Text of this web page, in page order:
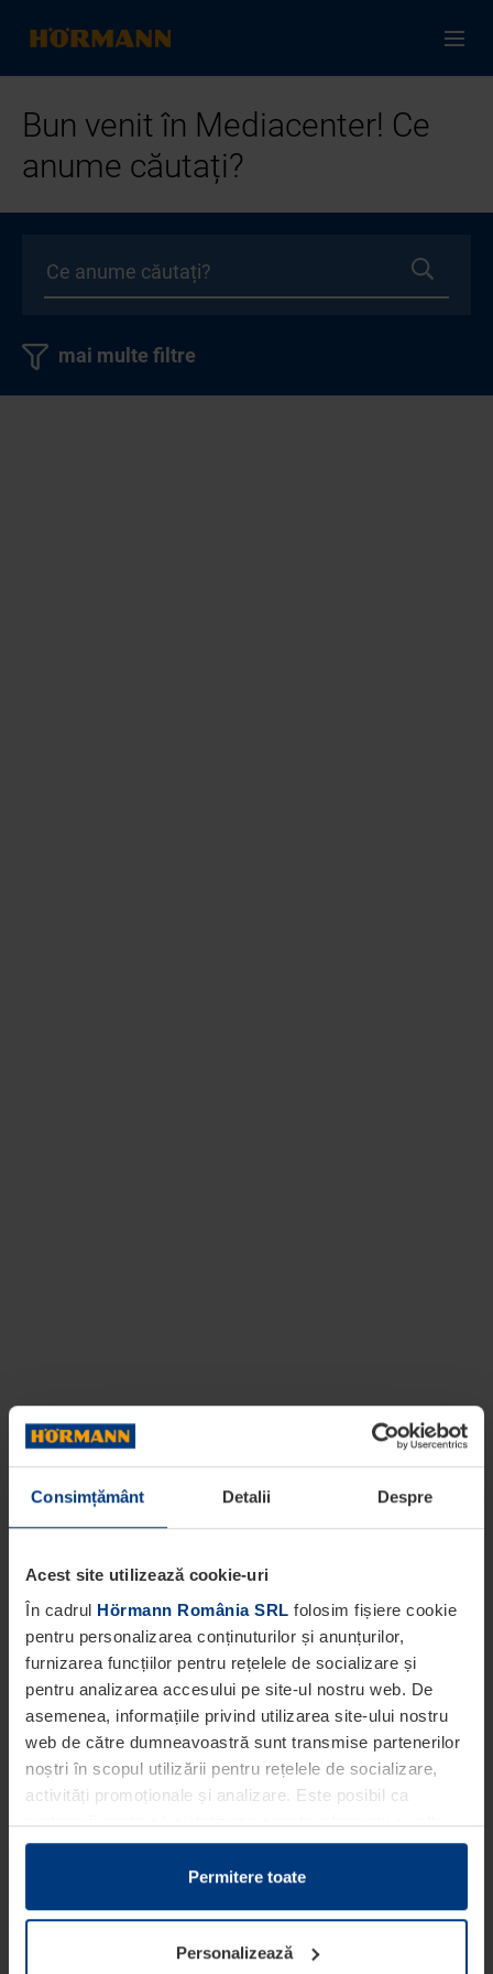
Consimțământ Detalii Despre
Acest site utilizează cookie-uri
În cadrul Hörmann România SRL folosim fișiere cookie
pentru personalizarea conținuturilor și anunțurilor,
furnizarea funcțiilor pentru rețelele de socializare și
pentru analizarea accesului pe site-ul nostru web. De
asemenea, informațiile privind utilizarea site-ului nostru
web de către dumneavoastră sunt transmise partenerilor
noștri în scopul utilizării pentru rețelele de socializare,
activități promoționale și analizare. Este posibil ca
partenerii noștri să sintetizeze aceste informații cu alte
date pe care dumneavoastră le-ați pus la dispoziția
acestora ori care au fost colectate în cadrul utilizării
Din punct de vedere legal, putem stoca fișiere cookie pe
dispozitivul dumneavoastră în cazul în care acestea sunt
Permitere toate
Personalizează
Bun venit în Mediacenter! Ce
anume căutați?
mai multe filtre